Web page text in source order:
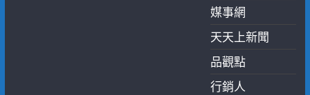
媒事網
天天上新聞
品觀點
行銷人